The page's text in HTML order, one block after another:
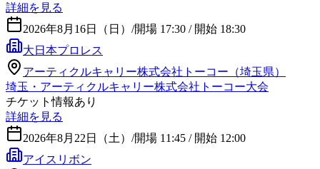
詳細を見る
2026年8月16日（日） /開場 17:30 / 開始 18:30
大日本プロレス
アーティクルキャリー株式会社トーコー（埼玉県）
埼玉・アーティクルキャリー株式会社トーコー大会
チケット情報あり
詳細を見る
2026年8月22日（土） /開場 11:45 / 開始 12:00
アイスリボン